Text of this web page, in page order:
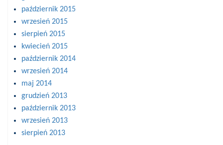
październik 2015
wrzesień 2015
sierpień 2015
kwiecień 2015
październik 2014
wrzesień 2014
maj 2014
grudzień 2013
październik 2013
wrzesień 2013
sierpień 2013